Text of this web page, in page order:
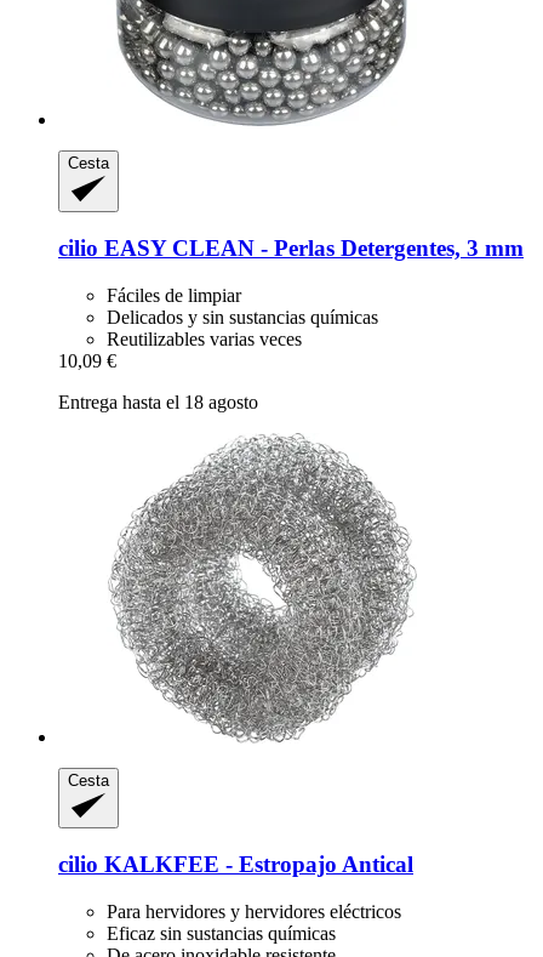
Cesta
cilio EASY CLEAN -​ Perlas Detergentes, 3 mm
Fáciles de limpiar
Delicados y sin sustancias químicas
Reutilizables varias veces
10,09 €
Entrega hasta el 18 agosto
Cesta
cilio KALKFEE -​ Estropajo Antical
Para hervidores y hervidores eléctricos
Eficaz sin sustancias químicas